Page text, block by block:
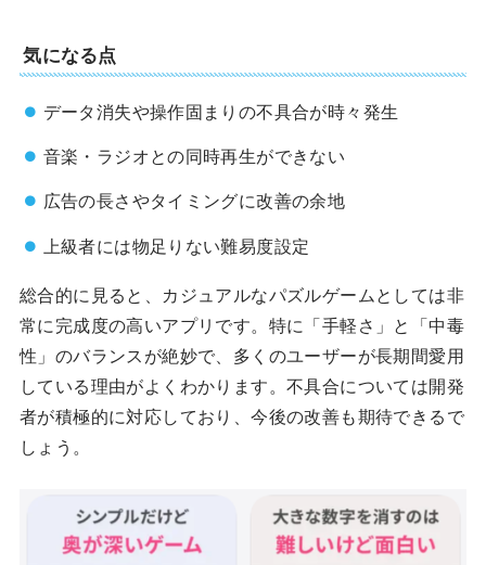
気になる点
データ消失や操作固まりの不具合が時々発生
音楽・ラジオとの同時再生ができない
広告の長さやタイミングに改善の余地
上級者には物足りない難易度設定
総合的に見ると、カジュアルなパズルゲームとしては非
常に完成度の高いアプリです。特に「手軽さ」と「中毒
性」のバランスが絶妙で、多くのユーザーが長期間愛用
している理由がよくわかります。不具合については開発
者が積極的に対応しており、今後の改善も期待できるで
しょう。